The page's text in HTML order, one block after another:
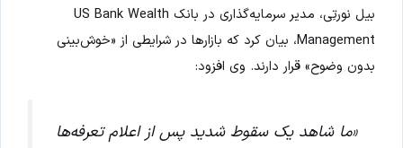
بیل نورتِی، مدیر سرمایه‌گذاری در بانک US Bank Wealth
Management، بیان کرد که بازارها در شرایطی از «خوش‌بینی
بدون وضوح» قرار دارند. وی افزود:
«ما شاهد یک سقوط شدید پس از اعلام تعرفه‌ها